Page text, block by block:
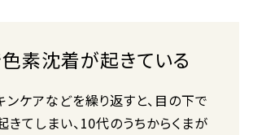
素沈着が起きている
ケアなどを繰り返すと、目の下で
てしまい、10代のうちからくまが